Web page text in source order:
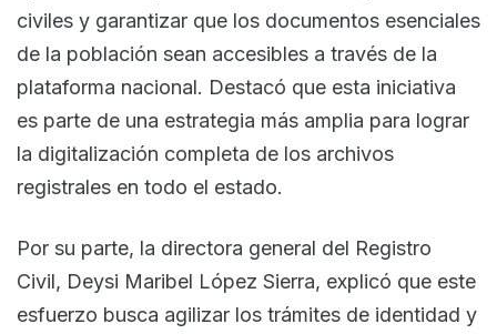
civiles y garantizar que los documentos esenciales
de la población sean accesibles a través de la
plataforma nacional. Destacó que esta iniciativa
es parte de una estrategia más amplia para lograr
la digitalización completa de los archivos
registrales en todo el estado.
Por su parte, la directora general del Registro
Civil, Deysi Maribel López Sierra, explicó que este
esfuerzo busca agilizar los trámites de identidad y